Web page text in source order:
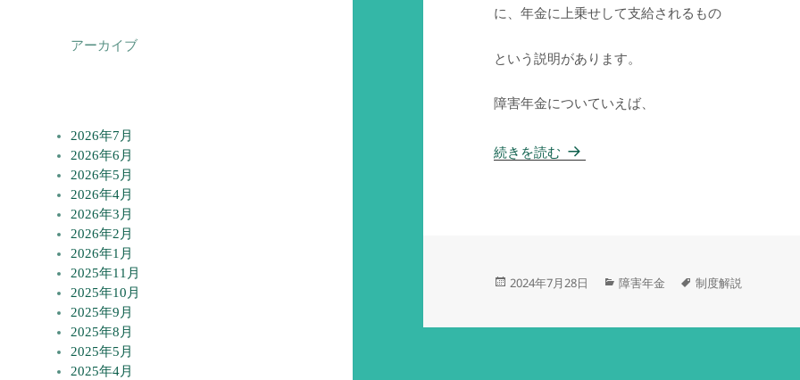
アーカイブ
2026年7月
2026年6月
2026年5月
2026年4月
2026年3月
2026年2月
2026年1月
2025年11月
2025年10月
2025年9月
2025年8月
2025年5月
2025年4月
に、年金に上乗せして支給されるもの
という説明があります。
障害年金についていえば、
続きを読む 年金生活者支援給付金～ 障害年金豆知
投
日:
2024年7月28日
カ
ゴ
障害年金
タ
制度解説